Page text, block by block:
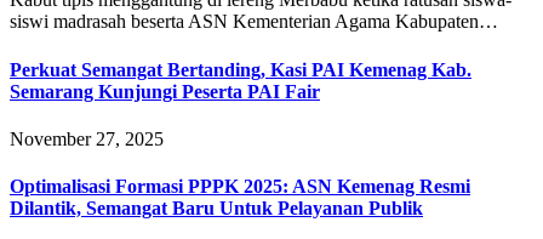
siswi madrasah beserta ASN Kementerian Agama Kabupaten…
Perkuat Semangat Bertanding, Kasi PAI Kemenag Kab.
Semarang Kunjungi Peserta PAI Fair
November 27, 2025
Optimalisasi Formasi PPPK 2025: ASN Kemenag Resmi
Dilantik, Semangat Baru Untuk Pelayanan Publik